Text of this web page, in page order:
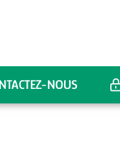
NOUS